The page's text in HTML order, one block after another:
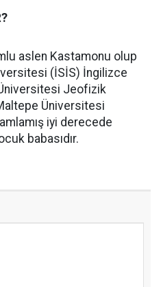
aslen Kastamonu olup
(İSİS) İngilizce
Jeofizik
Üniversitesi
iyi derecede
babasıdır.